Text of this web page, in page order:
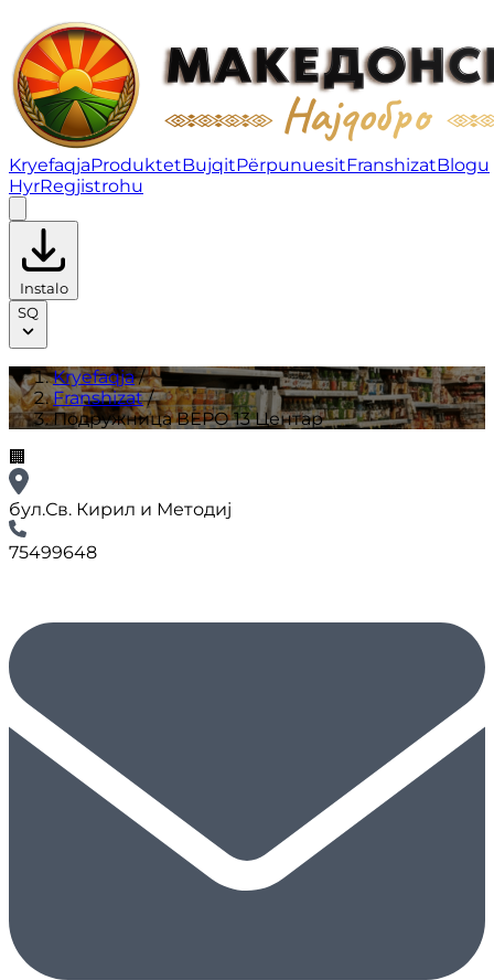
Подружница ВЕРО 13 Центар | Franshizat
KryefaqjaProduktetBujqitPërpunuesitFranshizatBlogu
HyrRegjistrohu
Instalo
SQ
Kryefaqja/
Franshizat/
Подружница ВЕРО 13 Центар
🏢
бул.Св. Кирил и Методиј
75499648